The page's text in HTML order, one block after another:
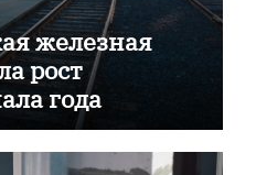
железная
рост
года